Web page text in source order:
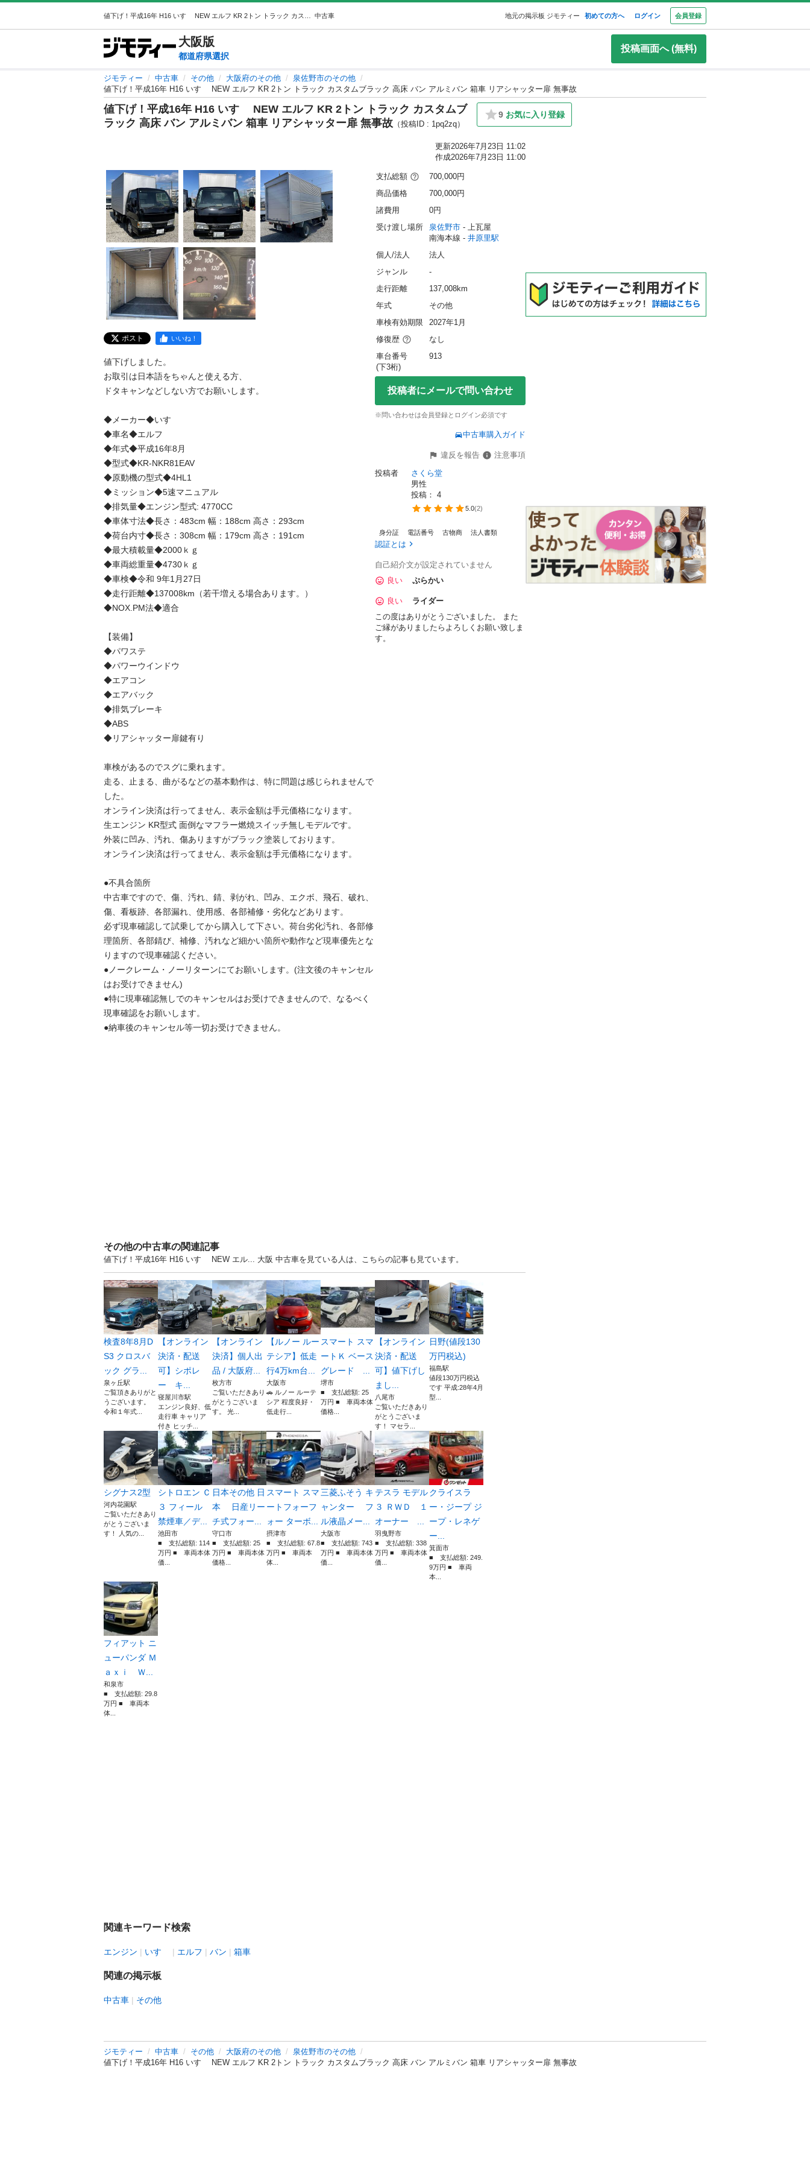
中古車 地元の掲示板 ジモティー 初めての方へ ログイン 会員登録
大阪版
都道府県選択
投稿画面へ (無料)
ジモティー 中古車 その他 大阪府のその他
泉佐野市のその他
値下げ！平成16年 H16 いすゞ NEW エルフ KR 2トン トラック カスタムブラック 高床 バン アルミバン 箱車 リアシャッター扉 無事故
値下げ！平成16年 H16 いすゞ NEW エルフ KR 2トン トラック カスタムブ
ラック 高床 バン アルミバン 箱車 リアシャッター扉 無事故 （投稿ID : 1pq2zq）
9 お気に入り登録
更新2026年7月23日 11:02
作成2026年7月23日 11:00
ポスト いいね！
値下げしました。
お取引は日本語をちゃんと使える方、
ドタキャンなどしない方でお願いします。
◆メーカー◆いすゞ
◆車名◆エルフ
◆年式◆平成16年8月
◆型式◆KR-NKR81EAV
◆原動機の型式◆4HL1
◆ミッション◆5速マニュアル
◆排気量◆エンジン型式: 4770CC
◆車体寸法◆長さ：483cm 幅：188cm 高さ：293cm
◆荷台内寸◆長さ：308cm 幅：179cm 高さ：191cm
◆最大積載量◆2000ｋｇ
◆車両総重量◆4730ｋｇ
◆車検◆令和 9年1月27日
◆走行距離◆137008km（若干増える場合あります。）
◆NOX.PM法◆適合
【装備】
◆パワステ
◆パワーウインドウ
◆エアコン
◆エアバック
◆排気ブレーキ
◆ABS
◆リアシャッター扉鍵有り
車検があるのでスグに乗れます。
走る、止まる、曲がるなどの基本動作は、特に問題は感じられませんで
した。
オンライン決済は行ってません、表示金額は手元価格になります。
生エンジン KR型式 面倒なマフラー燃焼スイッチ無しモデルです。
外装に凹み、汚れ、傷ありますがブラック塗装しております。
オンライン決済は行ってません、表示金額は手元価格になります。
●不具合箇所
中古車ですので、傷、汚れ、錆、剥がれ、凹み、エクボ、飛石、破れ、
傷、看板跡、各部漏れ、使用感、各部補修・劣化などあります。
必ず現車確認して試乗してから購入して下さい。荷台劣化汚れ、各部修
理箇所、各部錆び、補修、汚れなど細かい箇所や動作など現車優先とな
りますので現車確認ください。
●ノークレーム・ノーリターンにてお願いします。(注文後のキャンセル
はお受けできません)
●特に現車確認無しでのキャンセルはお受けできませんので、なるべく
現車確認をお願いします。
●納車後のキャンセル等一切お受けできません。
支払総額
700,000円
商品価格
700,000円
諸費用
0円
受け渡し場所
泉佐野市 - 上瓦屋
南海本線 - 井原里駅
個人/法人
法人
ジャンル
-
走行距離
137,008km
年式
その他
車検有効期限
2027年1月
修復歴
なし
車台番号
(下3桁)
913
投稿者にメールで問い合わせ
※問い合わせは会員登録とログイン必須です
中古車購入ガイド
違反を報告
注意事項
投稿者
さくら堂
男性
投稿： 4
5.0(2)
身分証 電話番号 古物商 法人書類
認証とは
自己紹介文が設定されていません
良い
ぷらかい
良い
ライダー
この度はありがとうございました。 また
ご縁がありましたらよろしくお願い致しま
す。
その他の中古車の関連記事
値下げ！平成16年 H16 いすゞ NEW エル... 大阪 中古車を見ている人は、こちらの記事も見ています。
検査8年8月D
S3 クロスバ
ック グラ...
泉ヶ丘駅
ご覧頂きありがと
うございます。
令和１年式...
【オンライン
決済・配送
可】シポレ
ー キ...
寝屋川市駅
エンジン良好、低
走行車 キャリア
付き ヒッチ...
【オンライン
決済】個人出
品 / 大阪府...
枚方市
ご覧いただきあり
がとうございま
す。 光...
【ルノー ルー
テシア】低走
行4万km台...
大阪市
🚗 ルノー ルーテ
シア 程度良好・
低走行...
スマート スマ
ートＫ ベース
グレード ...
堺市
■ 支払総額: 25
万円 ■ 車両本体
価格...
【オンライン
決済・配送
可】値下げし
まし...
八尾市
ご覧いただきあり
がとうございま
す！ マセラ...
日野(値段130
万円税込)
福島駅
値段130万円税込
です 平成:28年4月
型...
シグナス2型
河内花園駅
ご覧いただきあり
がとうございま
す！ 人気の...
シトロエン Ｃ
３ フィール
禁煙車／デ...
池田市
■ 支払総額: 114
万円 ■ 車両本体
価...
日本その他 日
本 日産リー
チ式フォー...
守口市
■ 支払総額: 25
万円 ■ 車両本体
価格...
スマート スマ
ートフォーフ
ォー ターボ...
摂津市
■ 支払総額: 67.8
万円 ■ 車両本
体...
三菱ふそう キ
ャンター フ
ル液晶メー...
大阪市
■ 支払総額: 743
万円 ■ 車両本体
価...
テスラ モデル
３ ＲＷＤ １
オーナー ...
羽曳野市
■ 支払総額: 338
万円 ■ 車両本体
価...
クライスラ
ー・ジープ ジ
ープ・レネゲ
ー...
箕面市
■ 支払総額: 249.
9万円 ■ 車両
本...
フィアット ニ
ューパンダ Ｍ
ａｘｉ Ｗ...
和泉市
■ 支払総額: 29.8
万円 ■ 車両本
体...
関連キーワード検索
エンジン いすゞ エルフ バン 箱車
関連の掲示板
中古車 その他
ジモティー 中古車 その他 大阪府のその他
泉佐野市のその他
値下げ！平成16年 H16 いすゞ NEW エルフ KR 2トン トラック カスタムブラック 高床 バン アルミバン 箱車 リアシャッター扉 無事故